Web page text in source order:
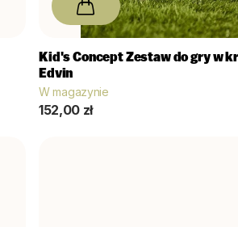
Kid's ConceptZestaw do gry w
Edvin
W magazynie
152,00 zł